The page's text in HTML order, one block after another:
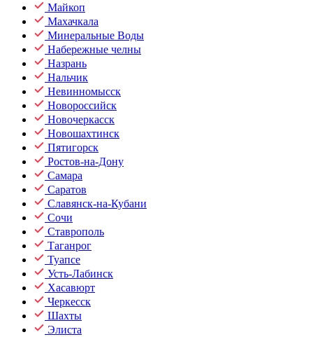
Майкоп
Махачкала
Минеральные Воды
Набережные челны
Назрань
Нальчик
Невинномысск
Новороссийск
Новочеркасск
Новошахтинск
Пятигорск
Ростов-на-Дону
Самара
Саратов
Славянск-на-Кубани
Сочи
Ставрополь
Таганрог
Туапсе
Усть-Лабинск
Хасавюрт
Черкесск
Шахты
Элиста